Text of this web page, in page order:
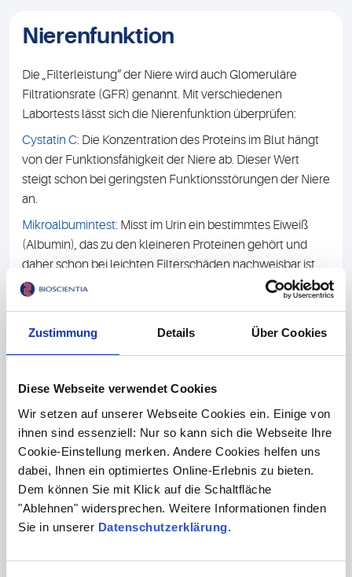
Zustimmung Details Über Cookies
Diese Webseite verwendet Cookies
Wir setzen auf unserer Webseite Cookies ein. Einige von
ihnen sind essenziell: Nur so kann sich die Webseite Ihre
Cookie-Einstellung merken. Andere Cookies helfen uns
dabei, Ihnen ein optimiertes Online-Erlebnis zu bieten.
Dem können Sie mit Klick auf die Schaltfläche
"Ablehnen" widersprechen. Weitere Informationen finden
Sie in unserer Datenschutzerklärung.
Nierenfunktion
Die „Filterleistung“ der Niere wird auch Glomeruläre
Filtrationsrate (GFR) genannt. Mit verschiedenen
Labortests lässt sich die Nierenfunktion überprüfen:
Cystatin C: Die Konzentration des Proteins im Blut hängt
von der Funktionsfähigkeit der Niere ab. Dieser Wert
steigt schon bei geringsten Funktionsstörungen der Niere
an.
Mikroalbumintest: Misst im Urin ein bestimmtes Eiweiß
(Albumin), das zu den kleineren Proteinen gehört und
daher schon bei leichten Filterschäden nachweisbar ist.
Kreatinin: Das Abbauprodukt des Muskelstoffwechsels
wird über die Nieren ausgeschieden. Funktioniert das
nicht mehr richtig, finden wir im Blut eine erhöhte
Fragen und Antworten